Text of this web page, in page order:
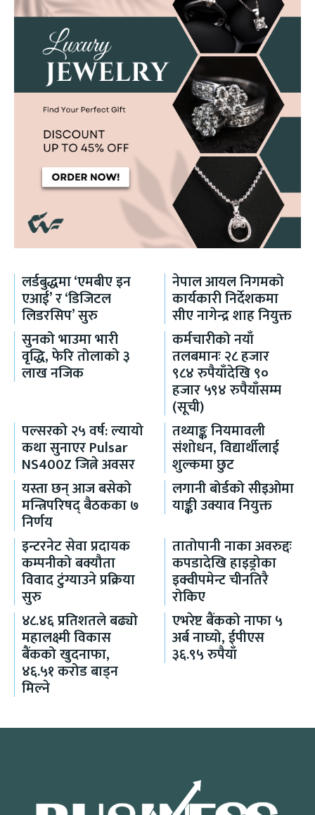
लर्डबुद्धमा ‘एमबीए इन
एआई’ र ‘डिजिटल
लिडरसिप’ सुरु
नेपाल आयल निगमको
कार्यकारी निर्देशकमा
सीए नागेन्द्र शाह नियुक्त
सुनको भाउमा भारी
वृद्धि, फेरि तोलाको ३
लाख नजिक
कर्मचारीको नयाँ
तलबमानः २८ हजार
९८४ रुपैयाँदेखि ९०
हजार ५९४ रुपैयाँसम्म
(सूची)
पल्सरको २५ वर्ष: ल्यायो
कथा सुनाएर Pulsar
NS400Z जित्ने अवसर
तथ्याङ्क नियमावली
संशोधन, विद्यार्थीलाई
शुल्कमा छुट
यस्ता छन् आज बसेको
मन्त्रिपरिषद् बैठकका ७
निर्णय
लगानी बोर्डको सीइओमा
याङ्की उक्याव नियुक्त
इन्टरनेट सेवा प्रदायक
कम्पनीको बक्यौता
विवाद टुंग्याउने प्रक्रिया
सुरु
तातोपानी नाका अवरुद्दः
कपडादेखि हाइड्रोका
इक्वीपमेन्ट चीनतिरै
रोकिए
४८.४६ प्रतिशतले बढ्यो
महालक्ष्मी विकास
बैंकको खुदनाफा,
४६.५१ करोड बाड्न
मिल्ने
एभरेष्ट बैंकको नाफा ५
अर्ब नाघ्यो, ईपीएस
३६.९५ रुपैयाँ